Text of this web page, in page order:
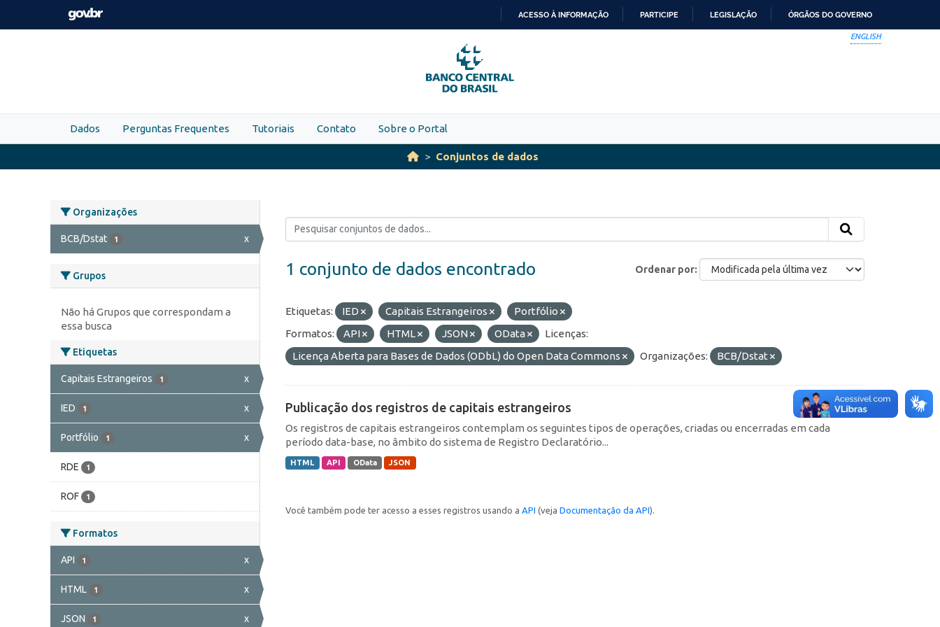
Skip to main content
PARA
O
CONTEÚDO
ACESSO À INFORMAÇÃO PARTICIPE LEGISLAÇÃO ÓRGÃOS DO GOVERNO
ENGLISH
Dados Perguntas Frequentes Tutoriais Contato Sobre o Portal
Conjuntos de dados
Organizações
BCB/Dstat 1 x
Grupos
Não há Grupos que correspondam a
essa busca
Etiquetas
Capitais Estrangeiros 1 x
IED 1 x
Portfólio 1 x
RDE 1
ROF 1
Formatos
API 1 x
HTML 1 x
JSON 1 x
Ordenar por
1 conjunto de dados encontrado
Etiquetas: IED Capitais Estrangeiros
Portfólio
Formatos:
API HTML JSON OData
Licenças:
Licença Aberta para Bases de Dados (ODbL) do Open Data Commons
Organizações: BCB/Dstat
Publicação dos registros de capitais estrangeiros
Os registros de capitais estrangeiros contemplam os seguintes tipos de operações, criadas ou encerradas em cada
período data-base, no âmbito do sistema de Registro Declaratório...
HTML API OData JSON
Você também pode ter acesso a esses registros usando a API (veja Documentação da API).